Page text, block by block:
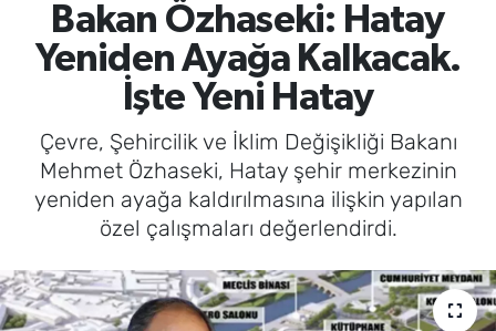
Bakan Özhaseki: Hatay
Yeniden Ayağa Kalkacak.
İşte Yeni Hatay
Çevre, Şehircilik ve İklim Değişikliği Bakanı
Mehmet Özhaseki, Hatay şehir merkezinin
yeniden ayağa kaldırılmasına ilişkin yapılan
özel çalışmaları değerlendirdi.